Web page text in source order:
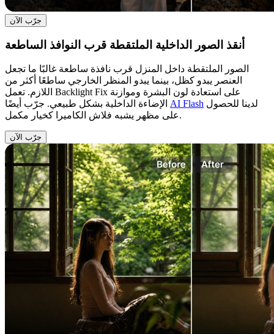
جرّب الآن
أنقذ الصور الداخلية الملتقطة قرب النوافذ الساطعة
الصور الملتقطة داخل المنزل قرب نافذة ساطعة غالبًا ما تجعل
العنصر يبدو كظل، بينما يبدو المنظر الخارجي ساطعًا أكثر من
اللازم. تعمل Backlight Fix على استعادة لون البشرة وموازنة
AI Flash
على مظهر يشبه فلاش الكاميرا كخيار مكمل.
جرّب الآن